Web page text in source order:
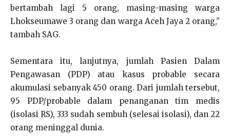
bertambah lagi 5 orang, masing-masing warga
Lhokseumawe 3 orang dan warga Aceh Jaya 2 orang,”
tambah SAG.
Sementara itu, lanjutnya, jumlah Pasien Dalam
Pengawasan (PDP) atau kasus probable secara
akumulasi sebanyak 450 orang. Dari jumlah tersebut,
95 PDP/probable dalam penanganan tim medis
(isolasi RS), 333 sudah sembuh (selesai isolasi), dan 22
orang meninggal dunia.